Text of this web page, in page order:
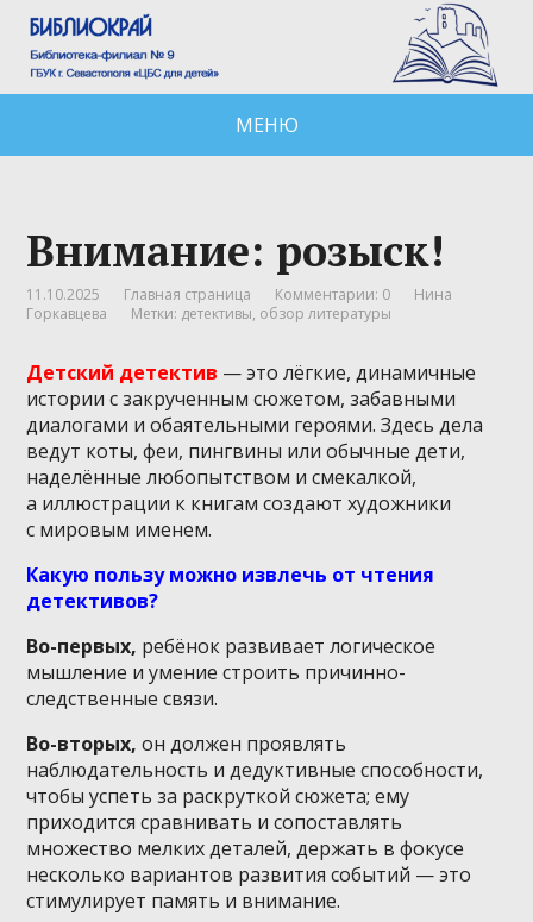
МЕНЮ
Внимание: розыск!
11.10.2025 Главная страница Комментарии: 0
Нина
Горкавцева
Метки: детективы, обзор литературы
Детский детектив — это лёгкие, динамичные
истории с закрученным сюжетом, забавными
диалогами и обаятельными героями. Здесь дела
ведут коты, феи, пингвины или обычные дети,
наделённые любопытством и смекалкой,
а иллюстрации к книгам создают художники
с мировым именем.
Какую пользу можно извлечь от чтения
детективов?
Во-первых, ребёнок развивает логическое
мышление и умение строить причинно-
следственные связи.
Во-вторых, он должен проявлять
наблюдательность и дедуктивные способности,
чтобы успеть за раскруткой сюжета; ему
приходится сравнивать и сопоставлять
множество мелких деталей, держать в фокусе
несколько вариантов развития событий — это
стимулирует память и внимание.